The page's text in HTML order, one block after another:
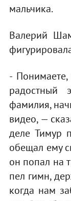
мальчика.
Валерий
- Понимаете,
радостный
фамилия,
видео, —
деле Тимур
обещал ему
он попал на
пел гимн,
когда нам